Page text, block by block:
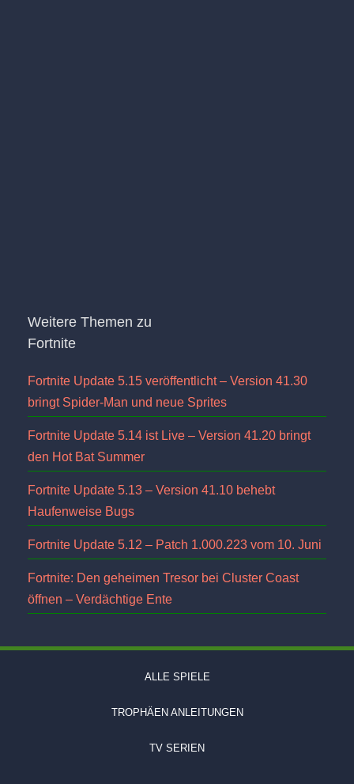
Weitere Themen zu
Fortnite
Fortnite Update 5.15 veröffentlicht – Version 41.30
bringt Spider-Man und neue Sprites
Fortnite Update 5.14 ist Live – Version 41.20 bringt
den Hot Bat Summer
Fortnite Update 5.13 – Version 41.10 behebt
Haufenweise Bugs
Fortnite Update 5.12 – Patch 1.000.223 vom 10. Juni
Fortnite: Den geheimen Tresor bei Cluster Coast
öffnen – Verdächtige Ente
ALLE SPIELE
TROPHÄEN ANLEITUNGEN
TV SERIEN